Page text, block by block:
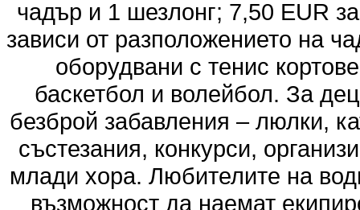
чадър и 1 шезлонг; 7,50 EUR
зависи от разположението на
оборудвани с тенис
баскетбол и волейбол. За
безброй забавления – люлки,
състезания, конкурси,
млади хора. Любителите на
възможност да наемат